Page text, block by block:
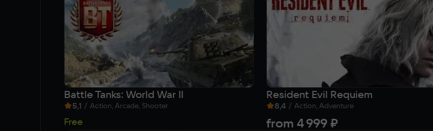
Battle Tanks: World War II
5,1 / Action, Arcade, Shooter
Free
Resident Evil Requiem
8,4 / Action, Adventure
from 4 999 ₽